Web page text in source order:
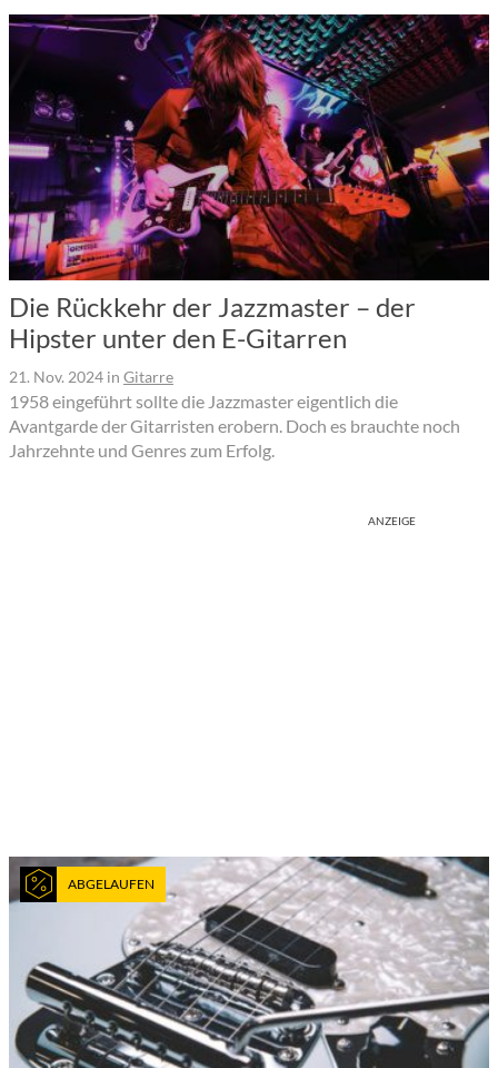
Die Rückkehr der Jazzmaster – der
Hipster unter den E-Gitarren
21. Nov. 2024 in Gitarre
1958 eingeführt sollte die Jazzmaster eigentlich die
Avantgarde der Gitarristen erobern. Doch es brauchte noch
Jahrzehnte und Genres zum Erfolg.
ANZEIGE
ABGELAUFEN